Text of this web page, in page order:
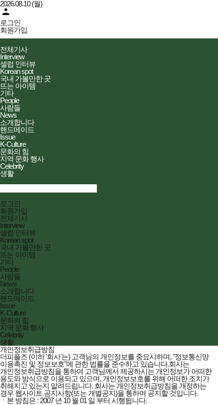
2026.08.10 (월)
person
로그인
회원가입
전체메뉴
열기/
닫기
전체기사
Interview
셀럽 인터뷰
Korean spot
국내 가볼만한 곳
뜨는 아이템
기타
People
사람들
News
소개합니다
핸드메이드
Issue
K-Culture
문화의 힘
지역 문화 행사
Celebrity
생활
검색창
열기/
닫기
전체메뉴
닫기
로그인
회원가입
전체기사
Interview
셀럽 인터뷰
Korean spot
국내 가볼만한 곳
뜨는 아이템
기타
People
사람들
News
소개합니다
핸드메이드
Issue
K-Culture
문화의 힘
지역 문화 행사
Celebrity
생활
개인정보취급방침
더피플즈 (이하 '회사'는) 고객님의 개인정보를 중요시하며, "정보통신망
이용촉진 및 정보보호"에 관한 법률을 준수하고 있습니다.회사는
개인정보취급방침을 통하여 고객님께서 제공하시는 개인정보가 어떠한
용도와 방식으로 이용되고 있으며, 개인정보보호를 위해 어떠한 조치가
취해지고 있는지 알려드립니다. 회사는 개인정보취급방침을 개정하는
경우 웹사이트 공지사항(또는 개별공지)을 통하여 공지할 것입니다.
ㆍ본 방침은 : 2007 년 10 월 01 일 부터 시행됩니다.